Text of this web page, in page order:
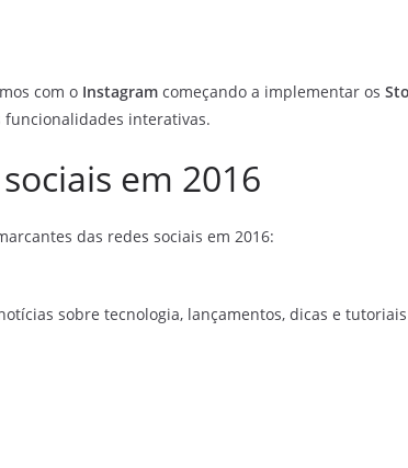
com o Instagram começando a implementar os
funcionalidades interativas.
em 2016
das redes sociais em 2016:
sobre tecnologia, lançamentos, dicas e